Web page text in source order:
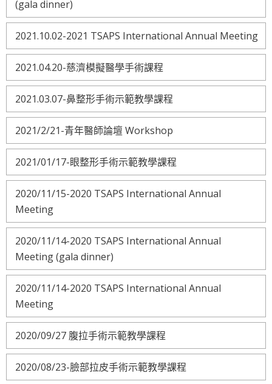
(gala dinner)
2021.10.02-2021 TSAPS International Annual Meeting
2021.04.20-慈濟模擬醫學手術課程
2021.03.07-鼻整形手術示範教學課程
2021/2/21-青年醫師論壇 Workshop
2021/01/17-眼整形手術示範教學課程
2020/11/15-2020 TSAPS International Annual
Meeting
2020/11/14-2020 TSAPS International Annual
Meeting (gala dinner)
2020/11/14-2020 TSAPS International Annual
Meeting
2020/09/27 腹拉手術示範教學課程
2020/08/23-臉部拉皮手術示範教學課程